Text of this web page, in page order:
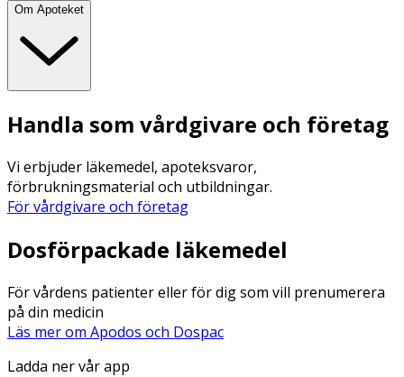
Om Apoteket
Handla som vårdgivare och företag
Vi erbjuder läkemedel, apoteksvaror,
förbrukningsmaterial och utbildningar.
För vårdgivare och företag
Dosförpackade läkemedel
För vårdens patienter eller för dig som vill prenumerera
på din medicin
Läs mer om Apodos och Dospac
Ladda ner vår app